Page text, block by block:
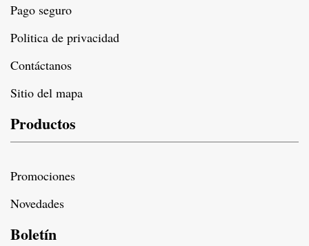
Pago seguro
Politica de privacidad
Contáctanos
Sitio del mapa
Productos
Promociones
Novedades
Boletín